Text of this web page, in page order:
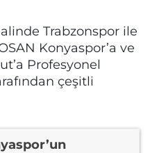
Trabzonspor ile
Konyaspor’a ve
Profesyonel
çeşitli